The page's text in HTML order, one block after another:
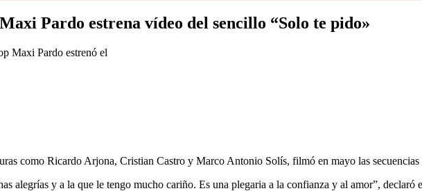
Pardo estrena vídeo del sencillo “Solo te pido»
Maxi Pardo estrenó el
como Ricardo Arjona, Cristian Castro y Marco Antonio Solís, filmó en mayo las secuencias
alegrías y a la que le tengo mucho cariño. Es una plegaria a la confianza y al amor”, declaró